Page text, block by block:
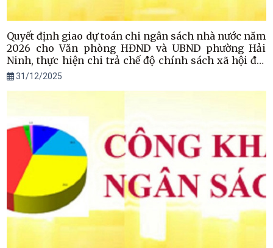
Quyết định giao dự toán chi ngân sách nhà nước năm
2026 cho Văn phòng HĐND và UBND phường Hải
Ninh, thực hiện chi trả chế độ chính sách xã hội đối
tượng NĐ 20/2021 và hưu trí xã hội Nghị định 176/2025
31/12/2025